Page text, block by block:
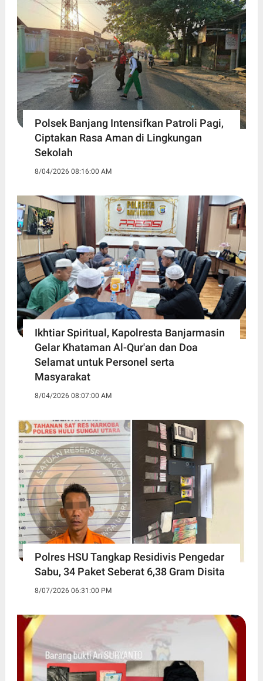
Polsek Banjang Intensifkan Patroli Pagi,
Ciptakan Rasa Aman di Lingkungan
Sekolah
8/04/2026 08:16:00 AM
Ikhtiar Spiritual, Kapolresta Banjarmasin
Gelar Khataman Al-Qur'an dan Doa
Selamat untuk Personel serta
Masyarakat
8/04/2026 08:07:00 AM
Polres HSU Tangkap Residivis Pengedar
Sabu, 34 Paket Seberat 6,38 Gram Disita
8/07/2026 06:31:00 PM